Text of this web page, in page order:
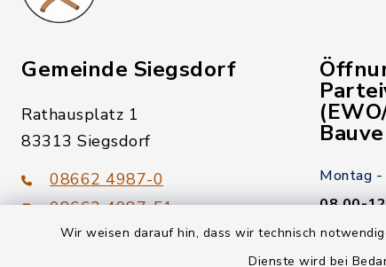
Wir weisen darauf hin, dass wir technisch
Dienste wird bei
Gemeinde Siegsdorf
Rathausplatz 1
83313 Siegsdorf
08662 4987-0
08662 4987-51
gemeinde@siegsdorf.bayern.de
Montag -
08.00-